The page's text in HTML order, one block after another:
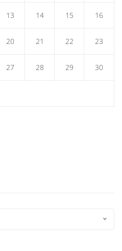
13 14 15 16
20 21 22 23
27 28 29 30